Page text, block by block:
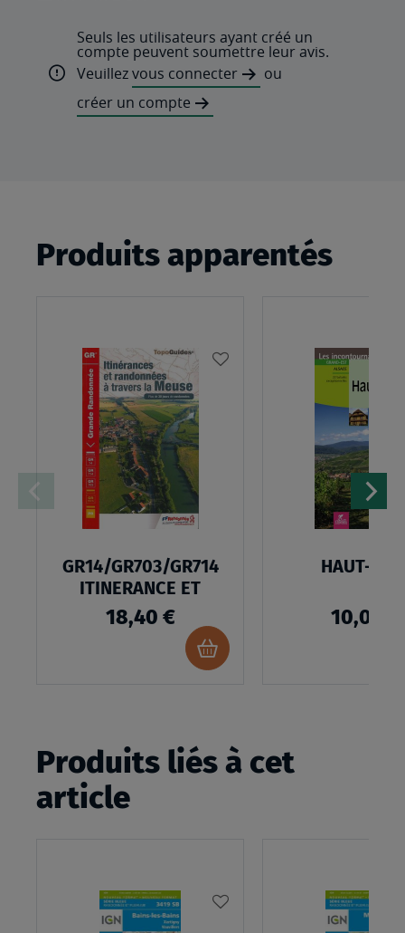
Seuls les utilisateurs ayant créé un
compte peuvent soumettre leur avis.
Veuillezvous connecter
ou
créer un compte
Produits apparentés
GR14/GR703/GR714
ITINERANCE ET
18,40 €
Ajouter
au
HAUT-
10,00 €
Produits liés à cet
article